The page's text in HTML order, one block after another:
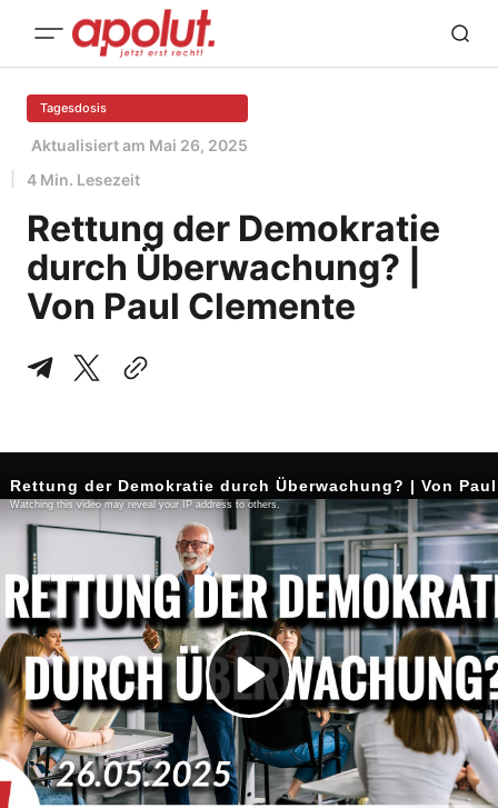
Tagesdosis
Aktualisiert am Mai 26, 2025
4 Min. Lesezeit
Rettung der Demokratie
durch Überwachung? |
Von Paul Clemente